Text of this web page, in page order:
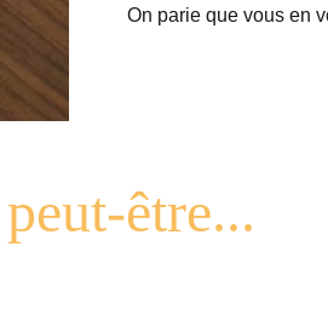
On parie que vous en